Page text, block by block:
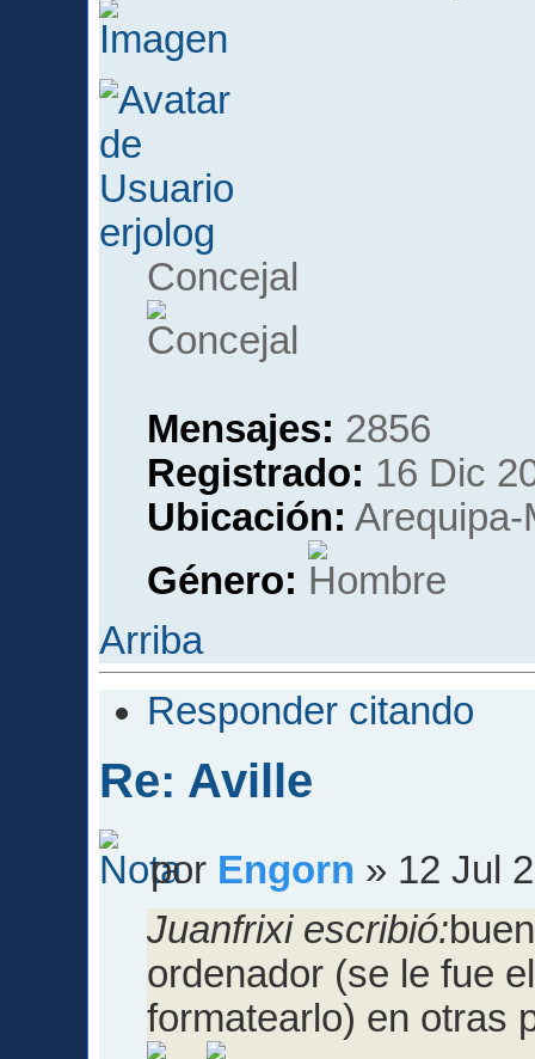
erjolog
Concejal
Mensajes: 2856
Registrado: 16 Dic
Ubicación:
Género:
Arriba
Responder citando
Re: Aville
por Engorn » 12 Jul
Juanfrixi escribió:
ordenador (se le fue
formatearlo) en otras